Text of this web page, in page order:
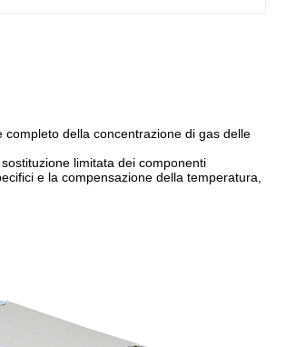
della concentrazione di gas delle
limitata dei componenti
e la compensazione della temperatura,